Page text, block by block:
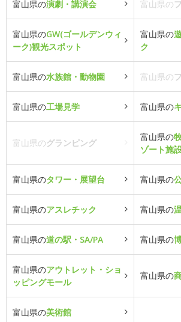
富山県の演劇・講演会 富山県の
富山県のGW(ゴールデンウィ
ーク)観光スポット
富山県の
ク
富山県の水族館・動物園 富山県の
富山県の工場見学 富山県の
富山県のグランピング
富山県の
ゾート施
富山県のタワー・展望台 富山県の
富山県のアスレチック 富山県の
富山県の道の駅・SA/PA 富山県の
富山県のアウトレット・ショ
ッピングモール
富山県の
富山県の美術館